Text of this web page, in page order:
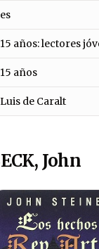
es
15 años: lectores
15 años
Luis de Caralt
John